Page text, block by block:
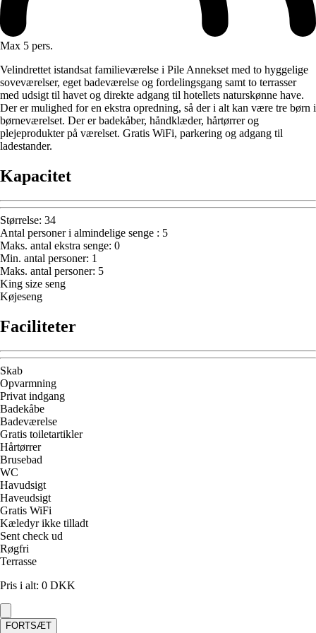
Max 5 pers.
Velindrettet istandsat familieværelse i Pile Annekset med to hyggelige
soveværelser, eget badeværelse og fordelingsgang samt to terrasser
med udsigt til havet og direkte adgang til hotellets naturskønne have.
Der er mulighed for en ekstra opredning, så der i alt kan være tre børn i
børneværelset. Der er badekåber, håndklæder, hårtørrer og
plejeprodukter på værelset. Gratis WiFi, parkering og adgang til
ladestander.
Kapacitet
Størrelse: 34
Antal personer i almindelige senge : 5
Maks. antal ekstra senge: 0
Min. antal personer: 1
Maks. antal personer: 5
King size seng
Køjeseng
Faciliteter
Skab
Opvarmning
Privat indgang
Badekåbe
Badeværelse
Gratis toiletartikler
Hårtørrer
Brusebad
WC
Havudsigt
Haveudsigt
Gratis WiFi
Kæledyr ikke tilladt
Sent check ud
Røgfri
Terrasse
Pris i alt: 0 DKK
FORTSÆT